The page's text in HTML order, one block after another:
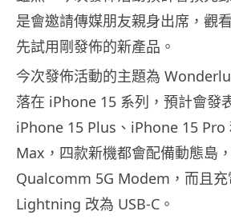
是會邀請傳媒朋友親身出席，觀
先試用剛發佈的新產品。
今次發佈活動的主題為
落在 iPhone 15 系列，預計會發
iPhone 15 Plus、iPhone 15 Pro
Max，四款新機都會配備動態島
Qualcomm 5G Modem，而且充
Lightning 改為 USB-C。